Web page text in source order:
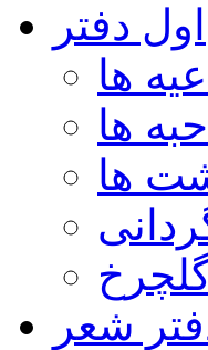
اول دفتر
ها
ها
ها
شعر